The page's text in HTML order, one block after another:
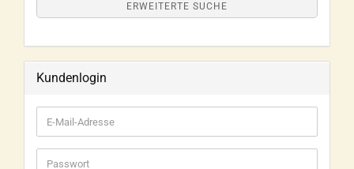
ERWEITERTE SUCHE
Kundenlogin